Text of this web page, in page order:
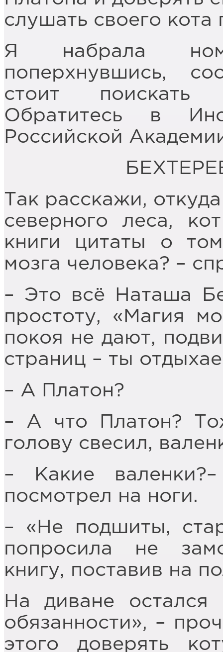
слушать своего кота
Я набрала
поперхнувшись,
стоит поискать
Обратитесь в
Российской
Так расскажи,
северного леса,
книги цитаты о
мозга человека? –
– Это всё Наташа
простоту, «Магия
покоя не дают,
страниц – ты
– А Платон?
– А что Платон?
голову свесил,
– Какие
посмотрел на ноги.
– «Не подшиты,
попросила не
книгу, поставив на
На диване
обязанности», –
этого доверять